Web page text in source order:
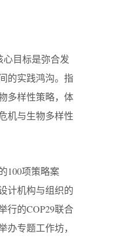
心目标是弥合发
的实践鸿沟。指
多样性策略，体
机与生物多样性
100项策略案
计机构与组织的
行的COP29联合
办专题工作坊，